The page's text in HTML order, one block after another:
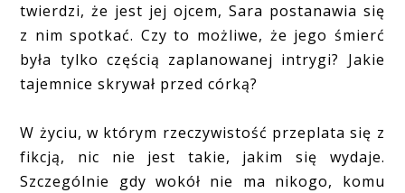
twierdzi, że jest jej ojcem, Sara postanawia się
z nim spotkać. Czy to możliwe, że jego śmierć
była tylko częścią zaplanowanej intrygi? Jakie
tajemnice skrywał przed córką?
W życiu, w którym rzeczywistość przeplata się z
fikcją, nic nie jest takie, jakim się wydaje.
Szczególnie gdy wokół nie ma nikogo, komu